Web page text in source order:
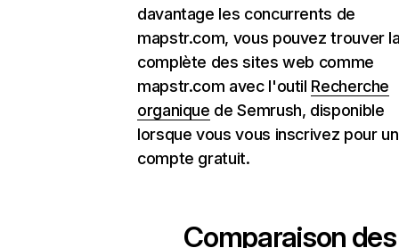
davantage les concurrents de
mapstr.com, vous pouvez trouver
complète des sites web comme
mapstr.com avec l'outil Recherche
organique de Semrush, disponible
lorsque vous vous inscrivez pour un
compte gratuit.
Comparaison des